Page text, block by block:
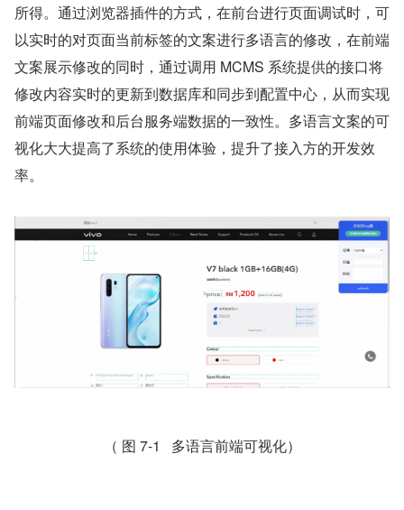
所得。通过浏览器插件的方式，在前台进行页面调试时，可
以实时的对页面当前标签的文案进行多语言的修改，在前端
文案展示修改的同时，通过调用 MCMS 系统提供的接口将
修改内容实时的更新到数据库和同步到配置中心，从而实现
前端页面修改和后台服务端数据的一致性。多语言文案的可
视化大大提高了系统的使用体验，提升了接入方的开发效
率。
（ 图 7-1   多语言前端可视化）